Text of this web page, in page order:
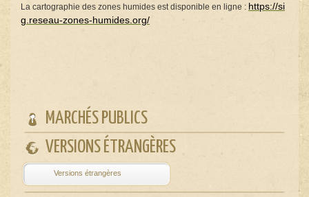
La cartographie des zones humides est disponible en ligne : https://si
g.reseau-zones-humides.org/
MARCHÉS PUBLICS
VERSIONS ÉTRANGÈRES
Powered by